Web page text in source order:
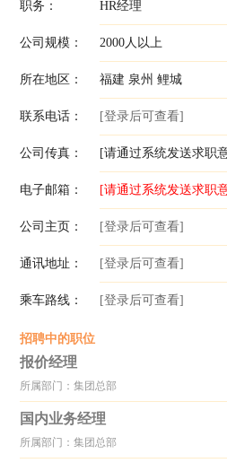
职务： HR经理
公司规模： 2000人以上
所在地区： 福建 泉州 鲤城
联系电话： [登录后可查看]
公司传真： [请通过系统发送求职
电子邮箱： [请通过系统发送求职
公司主页： [登录后可查看]
通讯地址： [登录后可查看]
乘车路线： [登录后可查看]
招聘中的职位
报价经理
所属部门：集团总部
国内业务经理
所属部门：集团总部